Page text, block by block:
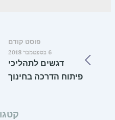
פוסט קודם
6 בספטמבר 2018
דגשים לתהליכי
פיתוח הדרכה בחינוך